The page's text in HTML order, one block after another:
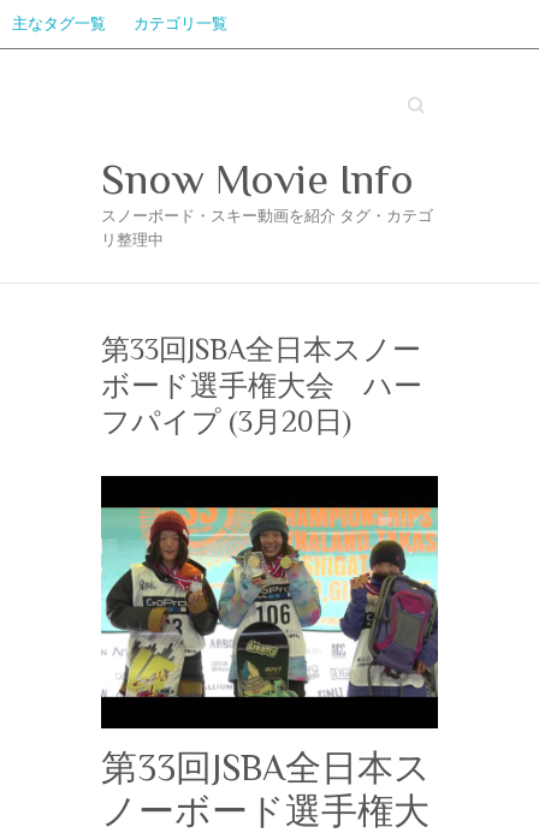
主なタグ一覧 カテゴリ一覧
Search
Snow Movie Info
スノーボード・スキー動画を紹介 タグ・カテゴ
リ整理中
第33回JSBA全日本スノー
ボード選手権大会 ハー
フパイプ (3月20日)
第33回JSBA全日本ス
ノーボード選手権大